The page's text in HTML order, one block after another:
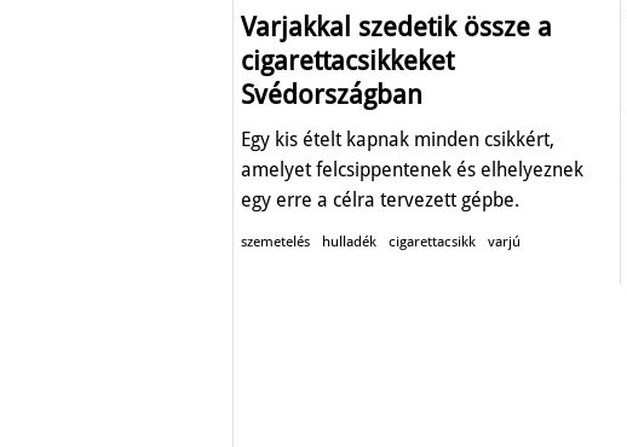
Varjakkal szedetik össze a
cigarettacsikkeket
Svédországban
Egy kis ételt kapnak minden csikkért,
amelyet felcsippentenek és elhelyeznek
egy erre a célra tervezett gépbe.
szemetelés hulladék cigarettacsikk varjú